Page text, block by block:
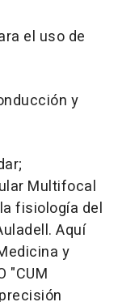
el uso de
y
Multifocal
fisiología del
Aquí
y
"CUM